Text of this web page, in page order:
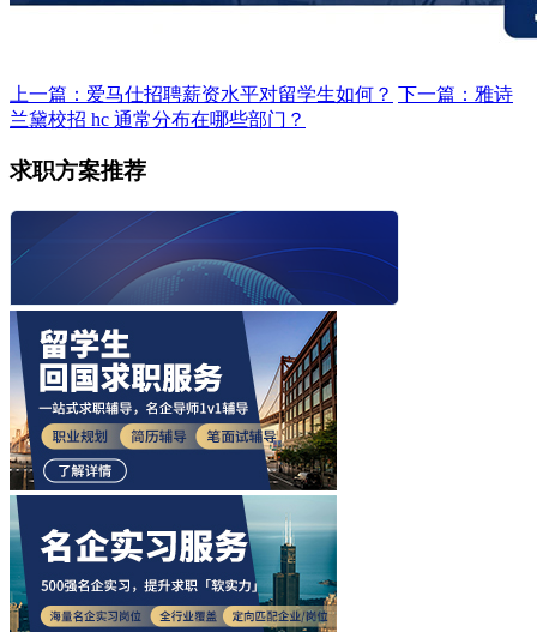
上一篇：爱马仕招聘薪资水平对留学生如何？ 下一篇：雅诗
兰黛校招 hc 通常分布在哪些部门？
求职方案推荐